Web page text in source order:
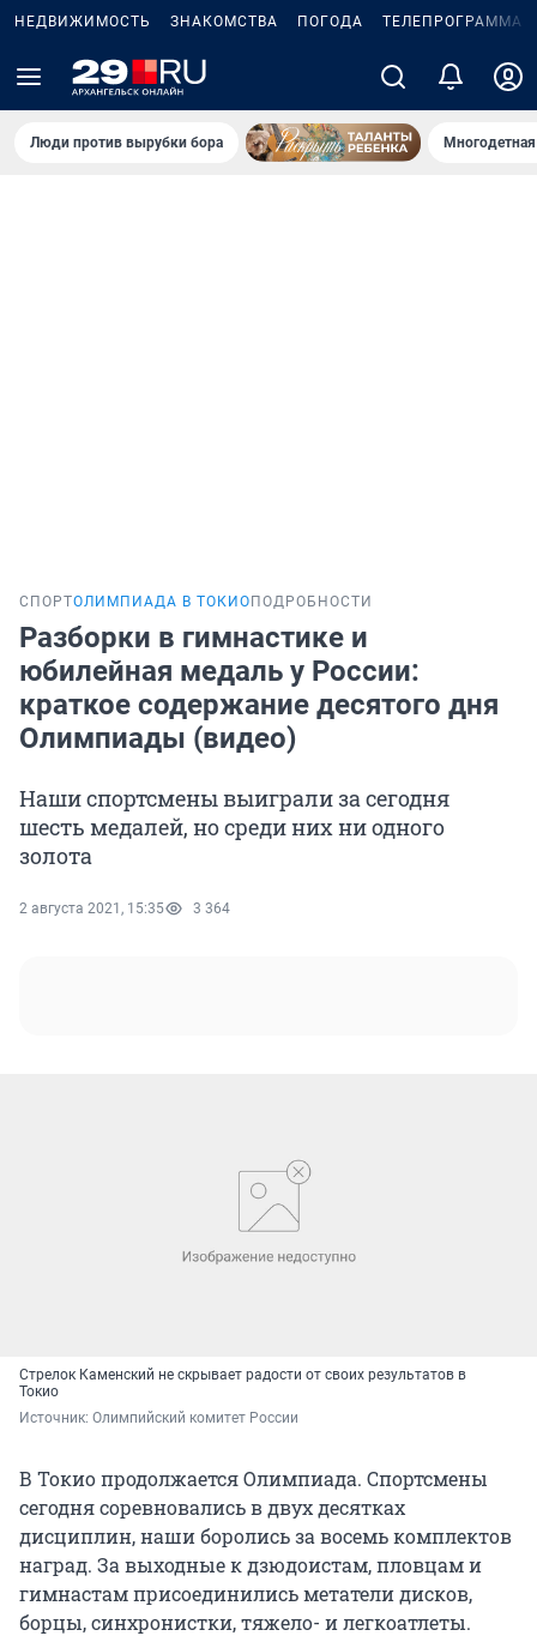
НЕДВИЖИМОСТЬ ЗНАКОМСТВА ПОГОДА ТЕЛЕПРОГРАММА
Люди против вырубки бора
СПОРТОЛИМПИАДА В ТОКИО ПОДРОБНОСТИ
Разборки в гимнастике и
юбилейная медаль у России:
краткое содержание десятого дня
Олимпиады (видео)
Наши спортсмены выиграли за сегодня
шесть медалей, но среди них ни одного
золота
2 августа 2021, 15:35 3 364
Стрелок Каменский не скрывает радости от своих результатов в
Токио
Источник: Олимпийский комитет России
В Токио продолжается Олимпиада. Спортсмены
сегодня соревновались в двух десятках
дисциплин, наши боролись за восемь комплектов
наград. За выходные к дзюдоистам, пловцам и
гимнастам присоединились метатели дисков,
борцы, синхронистки, тяжело- и легкоатлеты.